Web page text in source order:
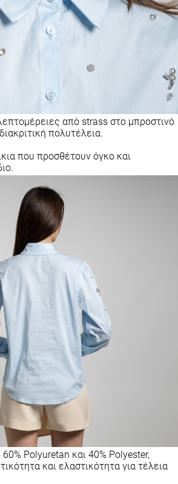
από strass στο μπροστινό
πολυτέλεια.
που προσθέτουν όγκο και
Polyuretan και 40% Polyester,
και ελαστικότητα για τέλεια